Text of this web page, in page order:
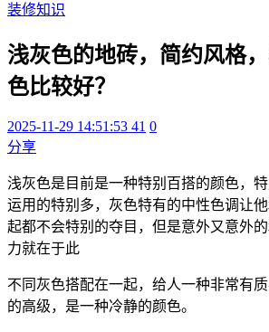
装修知识
浅灰色的地砖，简约风格
色比较好？
2025-11-29 14:51:53 41 0
分享
浅灰色是目前是一种特别百搭的颜色，特
运用的特别多，灰色特有的中性色调让
起都不会特别的夺目，但是意外又意外
力就在于此
不同灰色搭配在一起，给人一种非常有
的高级，是一种冷静的颜色。